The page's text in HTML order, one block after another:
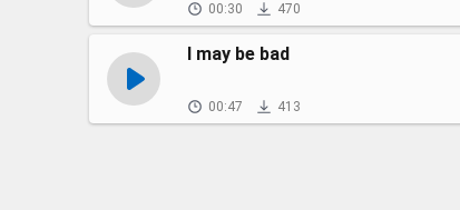
00:30 470
I may be bad
00:47 413